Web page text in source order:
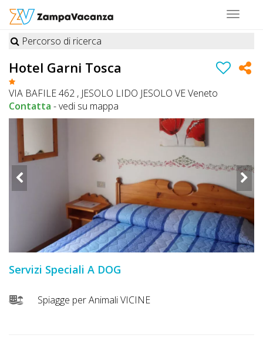
Toggle
STRUTTURE
DOG
LUOGHI
A
OFFERTE
A
DOG
Percorso di ricerca
Hotel Garni Tosca
VIA BAFILE 462 , JESOLO LIDO JESOLO VE Veneto
Contatta -vedi su mappa
Servizi Speciali A DOG
Spiagge per Animali VICINE